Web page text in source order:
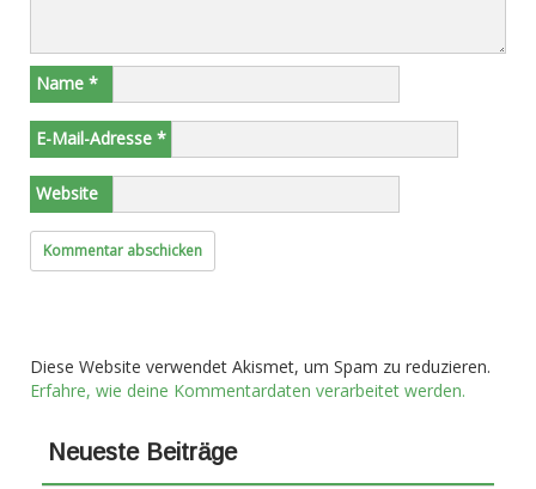
Name *
E-Mail-Adresse *
Website
Diese Website verwendet Akismet, um Spam zu reduzieren.
Erfahre, wie deine Kommentardaten verarbeitet werden.
Neueste Beiträge